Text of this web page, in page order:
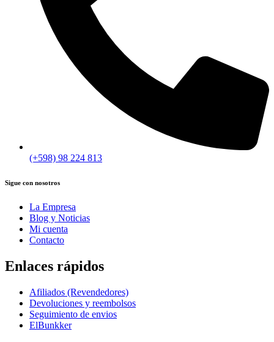
(+598) 98 224 813
Sigue con nosotros
La Empresa
Blog y Noticias
Mi cuenta
Contacto
Enlaces rápidos
Afiliados (Revendedores)
Devoluciones y reembolsos
Seguimiento de envios
ElBunkker